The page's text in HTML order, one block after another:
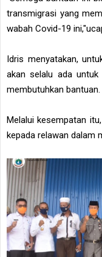
transmigrasi yang
wabah Covid-19
Idris menyatakan,
akan selalu ada untuk
membutuhkan bantuan.
Melalui kesempatan
kepada relawan dalam